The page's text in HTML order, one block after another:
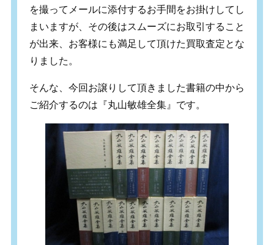
を撮ってメールに添付するお手間をお掛けしてし
まいますが、その後はスムーズにお取引すること
が出来、お客様にも満足して頂けた買取査定とな
りました。
そんな、今回お譲りして頂きました書籍の中から
ご紹介するのは『丸山敏雄全集』です。